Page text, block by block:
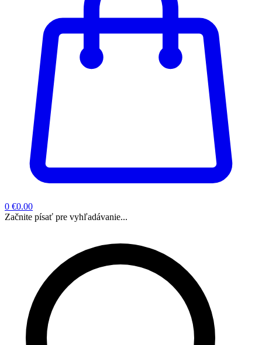
0 €0.00
Začnite písať pre vyhľadávanie...